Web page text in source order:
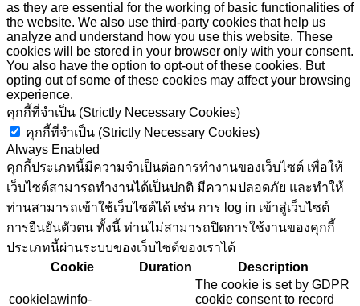
as they are essential for the working of basic functionalities of
the website. We also use third-party cookies that help us
analyze and understand how you use this website. These
cookies will be stored in your browser only with your consent.
You also have the option to opt-out of these cookies. But
opting out of some of these cookies may affect your browsing
experience.
คุกกี้ที่จำเป็น (Strictly Necessary Cookies)
คุกกี้ที่จำเป็น (Strictly Necessary Cookies)
Always Enabled
คุกกี้ประเภทนี้มีความจำเป็นต่อการทำงานของเว็บไซต์ เพื่อให้
เว็บไซต์สามารถทำงานได้เป็นปกติ มีความปลอดภัย และทำให้
ท่านสามารถเข้าใช้เว็บไซต์ได้ เช่น การ log in เข้าสู่เว็บไซต์
การยืนยันตัวตน ทั้งนี้ ท่านไม่สามารถปิดการใช้งานของคุกกี้
ประเภทนี้ผ่านระบบของเว็บไซต์ของเราได้
Cookie
Duration Description
cookielawinfo-
The cookie is set by GDPR
cookie consent to record